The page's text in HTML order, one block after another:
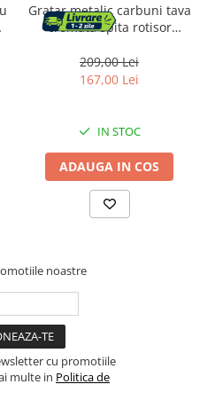
Gratar metalic carbuni tava
cromata spita rotisor
reglare 4 niveluri, negru
209,00 Lei
167,00 Lei
IN STOC
ADAUGA IN COS
noastre
cu promotiile
multe in Politica de